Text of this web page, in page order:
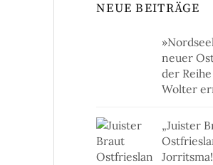
NEUE BEITRÄGE
neuer
der
Wolter
„Juister
Jorritsma!